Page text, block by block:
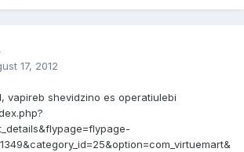
17, 2012
vapireb shevidzino es operatiulebi